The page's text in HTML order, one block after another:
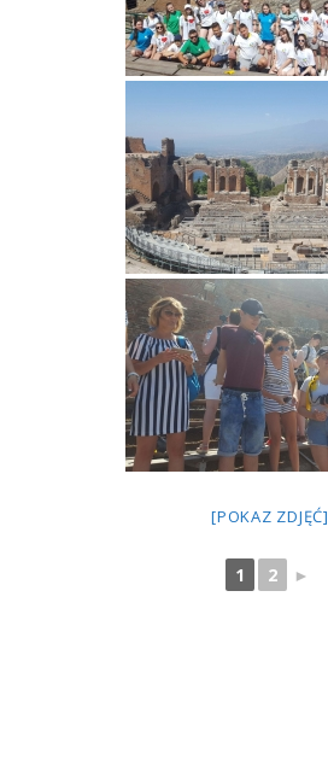
[POKAZ ZDJĘĆ]
1 2 ►